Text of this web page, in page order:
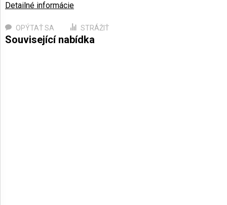
Detailné informácie
OPÝTAŤ SA STRÁŽIŤ